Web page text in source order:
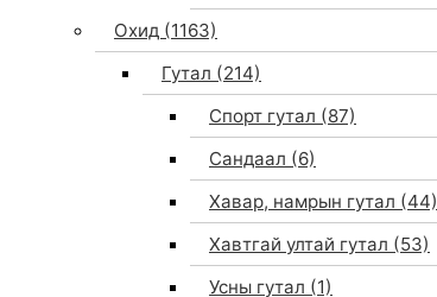
Охид (1163)
Гутал (214)
Спорт гутал (87)
Сандаал (6)
Хавар, намрын гутал (44)
Хавтгай ултай гутал (53)
Усны гутал (1)